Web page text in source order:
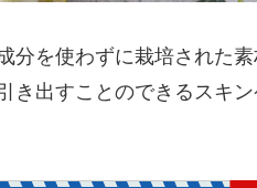
分を使わずに栽培された
出すことのできるスキン